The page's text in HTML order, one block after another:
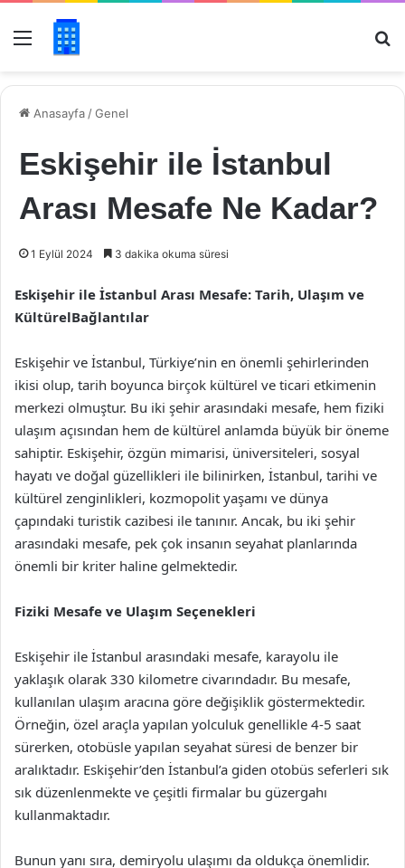
Menü
Anasayfa /Genel
Eskişehir ile İstanbul
Arası Mesafe Ne Kadar?
1 Eylül 2024 3 dakika okuma süresi
Eskişehir ile İstanbul Arası Mesafe: Tarih, Ulaşım ve
KültürelBağlantılar
Eskişehir ve İstanbul, Türkiye’nin en önemli şehirlerinden
ikisi olup, tarih boyunca birçok kültürel ve ticari etkimenin
merkezi olmuştur. Bu iki şehir arasındaki mesafe, hem fiziki
ulaşım açısından hem de kültürel anlamda büyük bir öneme
sahiptir. Eskişehir, özgün mimarisi, üniversiteleri, sosyal
hayatı ve doğal güzellikleri ile bilinirken, İstanbul, tarihi ve
kültürel zenginlikleri, kozmopolit yaşamı ve dünya
çapındaki turistik cazibesi ile tanınır. Ancak, bu iki şehir
arasındaki mesafe, pek çok insanın seyahat planlarında
önemli bir kriter haline gelmektedir.
Fiziki Mesafe ve Ulaşım Seçenekleri
Eskişehir ile İstanbul arasındaki mesafe, karayolu ile
yaklaşık olarak 330 kilometre civarındadır. Bu mesafe,
kullanılan ulaşım aracına göre değişiklik göstermektedir.
Örneğin, özel araçla yapılan yolculuk genellikle 4-5 saat
sürerken, otobüsle yapılan seyahat süresi de benzer bir
aralıktadır. Eskişehir’den İstanbul’a giden otobüs seferleri sık
sık düzenlenmekte ve çeşitli firmalar bu güzergahı
kullanmaktadır.
Bunun yanı sıra, demiryolu ulaşımı da oldukça önemlidir.